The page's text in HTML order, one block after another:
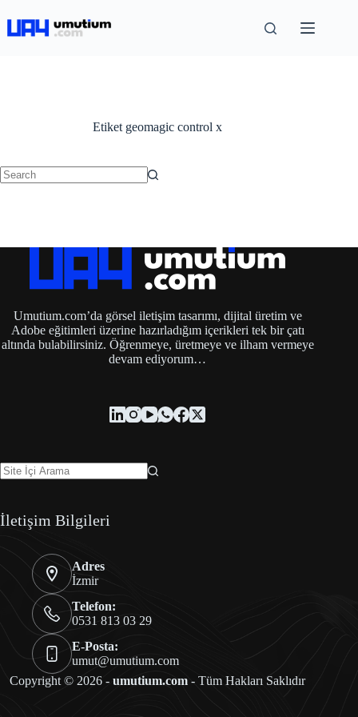
Etiket geomagic control x
Umutium.com’da görsel iletişim tasarımı, dijital üretim ve
Adobe eğitimleri üzerine hazırladığım içerikleri tek bir çatı
altında bulabilirsiniz. Öğrenmeye, üretmeye ve ilham vermeye
devam ediyorum…
İletişim Bilgileri
Adres
İzmir
Telefon:
0531 813 03 29
E-Posta:
umut@umutium.com
Copyright © 2026 -umutium.com - Tüm Hakları Saklıdır